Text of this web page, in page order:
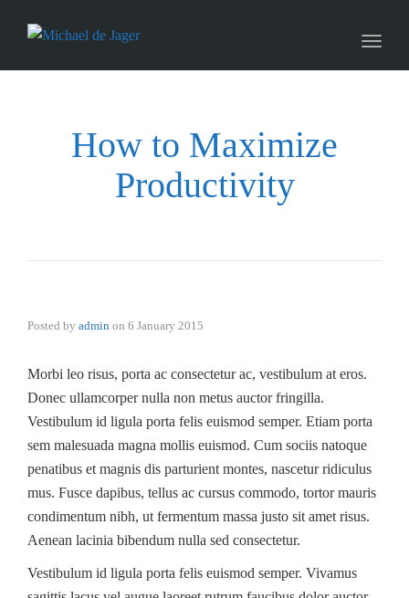
How to Maximize
Productivity
Posted by admin on 6 January 2015
Morbi leo risus, porta ac consectetur ac, vestibulum at eros.
Donec ullamcorper nulla non metus auctor fringilla.
Vestibulum id ligula porta felis euismod semper. Etiam porta
sem malesuada magna mollis euismod. Cum sociis natoque
penatibus et magnis dis parturient montes, nascetur ridiculus
mus. Fusce dapibus, tellus ac cursus commodo, tortor mauris
condimentum nibh, ut fermentum massa justo sit amet risus.
Aenean lacinia bibendum nulla sed consectetur.
Vestibulum id ligula porta felis euismod semper. Vivamus